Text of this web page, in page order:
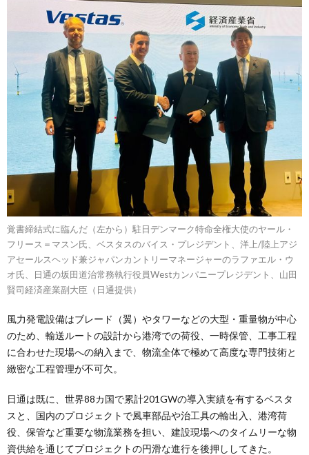
覚書締結式に臨んだ（左から）駐日デンマーク特命全権大使のヤール・
フリース＝マスン氏、ベスタスのバイス・プレジデント、洋上/陸上アジ
アセールスヘッド兼ジャパンカントリーマネージャーのラファエル・ウ
オ氏、日通の坂田道治常務執行役員Westカンパニープレジデント、山田
賢司経済産業副大臣（日通提供）
風力発電設備はブレード（翼）やタワーなどの大型・重量物が中心
のため、輸送ルートの設計から港湾での荷役、一時保管、工事工程
に合わせた現場への納入まで、物流全体で極めて高度な専門技術と
緻密な工程管理が不可欠。
日通は既に、世界88カ国で累計201GWの導入実績を有するベスタ
スと、国内のプロジェクトで風車部品や治工具の輸出入、港湾荷
役、保管など重要な物流業務を担い、建設現場へのタイムリーな物
資供給を通じてプロジェクトの円滑な進行を後押ししてきた。